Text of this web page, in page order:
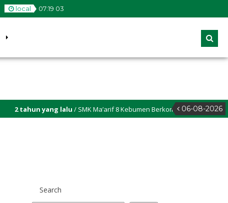
local 07:19 03
06-08-2026
2 tahun yang lalu / SMK Ma’arif 8 Kebumen Berkomitmen untuk
Search